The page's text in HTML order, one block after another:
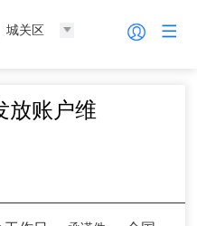
城关区
放账户维